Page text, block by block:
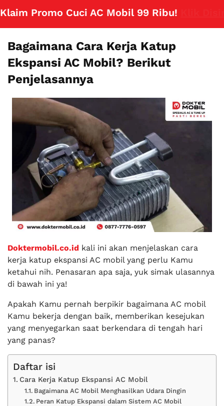
Promo Cuci AC Mobil 99 Ribu!Klik Disini
Bagaimana Cara Kerja Katup
Ekspansi AC Mobil? Berikut
Penjelasannya
Doktermobil.co.id kali ini akan menjelaskan cara
kerja katup ekspansi AC mobil yang perlu Kamu
ketahui nih. Penasaran apa saja, yuk simak ulasannya
di bawah ini ya!
Apakah Kamu pernah berpikir bagaimana AC mobil
Kamu bekerja dengan baik, memberikan kesejukan
yang menyegarkan saat berkendara di tengah hari
yang panas?
Daftar isi
Cara Kerja Katup Ekspansi AC Mobil
Bagaimana AC Mobil Menghasilkan Udara Dingin
Peran Katup Ekspansi dalam Sistem AC Mobil